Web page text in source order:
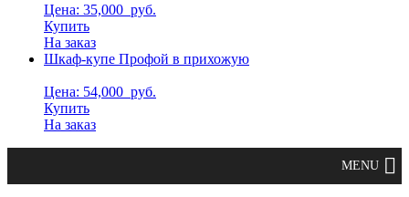
Цена: 35,000 руб.
Купить
На заказ
Шкаф-купе Профой в прихожую
Цена: 54,000 руб.
Купить
На заказ